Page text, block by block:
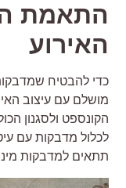
התאמת
האירוע
כדי להבטיח שמדבקות
מושלם עם עיצוב
הקונספט ולסגנון
לכלול מדבקות עם
תתאים למדבקות